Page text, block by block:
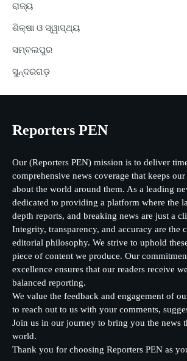
ରାଜ୍ୟ
ଶିକ୍ଷା ଓ ସ୍ୱାସ୍ଥ୍ୟ
ସମ୍ବଲପୁର
ସୁନ୍ଦରଗଡ଼
Reporters PEN
Our (Reporters PEN) mission is to deliver
comprehensive news coverage that keeps
about the world around them. As a leading
dedicated to providing a platform where the
depth reports, and breaking news are just a
Integrity, transparency, and accuracy are the
editorial philosophy. We strive to uphold
piece of content we produce. Our
excellence ensures that our readers receive
balanced reporting.
We value the feedback and engagement of
to reach out to us with your comments,
Join us in our journey to bring you the news
world.
Thank you for choosing Reporters PEN as